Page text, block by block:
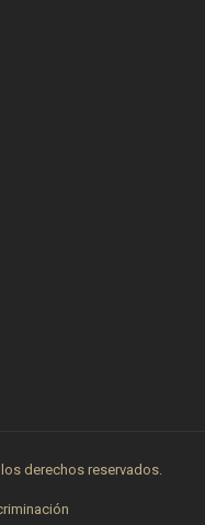
los derechos reservados.